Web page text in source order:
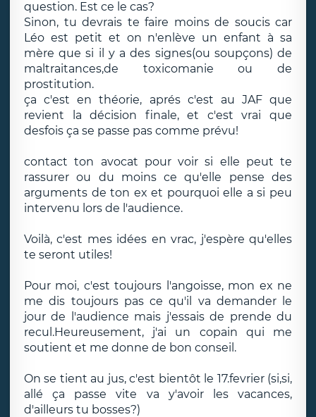
question. Est ce le cas?
Sinon, tu devrais te faire moins de soucis car
Léo est petit et on n'enlève un enfant à sa
mère que si il y a des signes(ou soupçons) de
maltraitances,de toxicomanie ou de
prostitution.
ça c'est en théorie, aprés c'est au JAF que
revient la décision finale, et c'est vrai que
desfois ça se passe pas comme prévu!
contact ton avocat pour voir si elle peut te
rassurer ou du moins ce qu'elle pense des
arguments de ton ex et pourquoi elle a si peu
intervenu lors de l'audience.
Voilà, c'est mes idées en vrac, j'espère qu'elles
te seront utiles!
Pour moi, c'est toujours l'angoisse, mon ex ne
me dis toujours pas ce qu'il va demander le
jour de l'audience mais j'essais de prende du
recul.Heureusement, j'ai un copain qui me
soutient et me donne de bon conseil.
On se tient au jus, c'est bientôt le 17.fevrier (si,si,
allé ça passe vite va y'avoir les vacances,
d'ailleurs tu bosses?)